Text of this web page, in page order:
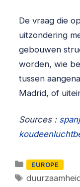
De vraag die
uitzondering
gebouwen
worden, wie
tussen
Madrid, of
Sources :
Categorieën
EUROPE
Tags